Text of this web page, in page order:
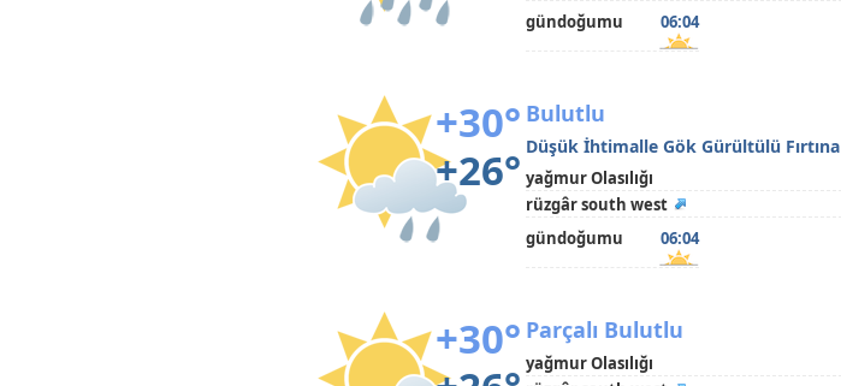
gündoğumu
06:04
+30°
+26°
Bulutlu
Düşük İhtimalle Gök Gürültülü Fırtına
yağmur Olasılığı
rüzgâr south west
gündoğumu
06:04
+30° Parçalı Bulutlu
yağmur Olasılığı